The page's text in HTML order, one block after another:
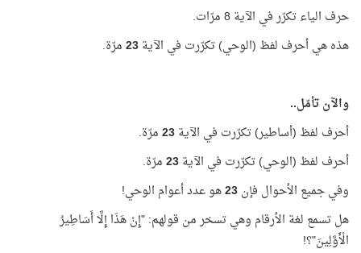
حرف الياء تكرّر في الآية 8 مرّات.
هذه هي أحرف لفظ (الوحي) تكرّرت في الآية23مرّة.
والآن تأمّل..
أحرف لفظ (أساطير) تكرّرت في الآية23مرّة.
أحرف لفظ (الوحي) تكرّرت في الآية23مرّة.
وفي جميع الأحوال فإن23هو عدد أعوام الوحي!
هل تسمع لغة الأرقام وهي تسخر من قولهم: "إِنْ هَذَا إِلَّا أَسَاطِيرُ
الْأَوَّلِينَ"؟!